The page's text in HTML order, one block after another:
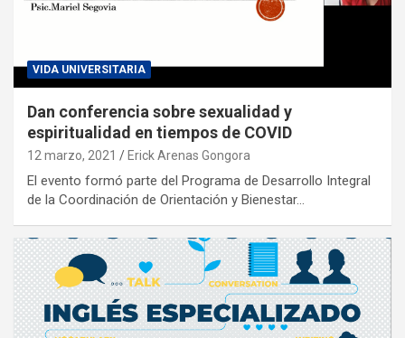
VIDA UNIVERSITARIA
Dan conferencia sobre sexualidad y
espiritualidad en tiempos de COVID
12 marzo, 2021 Erick Arenas Gongora
El evento formó parte del Programa de Desarrollo Integral
de la Coordinación de Orientación y Bienestar…